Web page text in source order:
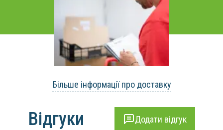
Більше інформації про доставку
Відгуки Додати відгук